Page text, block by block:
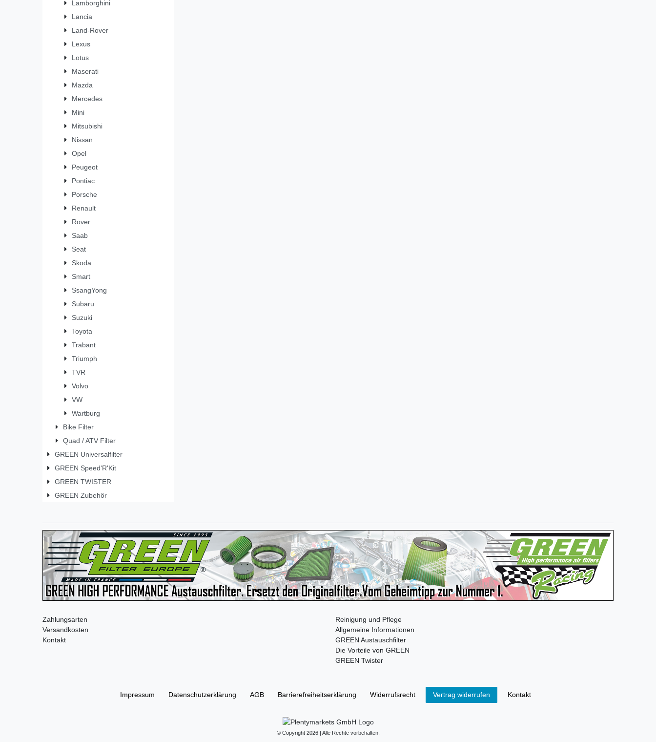
Lamborghini
Lancia
Land-Rover
Lexus
Lotus
Maserati
Mazda
Mercedes
Mini
Mitsubishi
Nissan
Opel
Peugeot
Pontiac
Porsche
Renault
Rover
Saab
Seat
Skoda
Smart
SsangYong
Subaru
Suzuki
Toyota
Trabant
Triumph
TVR
Volvo
VW
Wartburg
Bike Filter
Quad / ATV Filter
GREEN Universalfilter
GREEN Speed'R'Kit
GREEN TWISTER
GREEN Zubehör
Zahlungsarten
Versandkosten
Kontakt
Reinigung und Pflege
Allgemeine Informationen
GREEN Austauschfilter
Die Vorteile von GREEN
GREEN Twister
Impressum Daten­schutz­erklärung AGB Barrierefreiheitserklärung Widerrufs­recht Vertrag widerrufen Kontakt
© Copyright 2026 | Alle Rechte vorbehalten.